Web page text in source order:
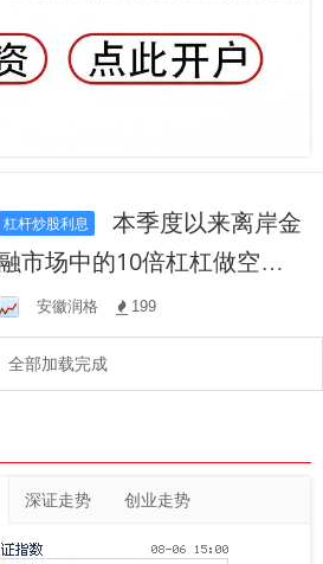
杠杆炒股利息
本季度以来离岸金
市场中的10倍杠杠做空最
能赚多少风险信号
安徽润格 199
全部加载完成
深证走势 创业走势